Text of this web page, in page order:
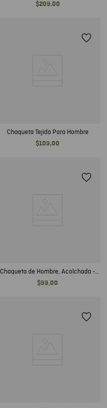
$209,00
Chaqueta Tejida Para Hombre
$109,00
Chaqueta de Hombre, Acolchada -
TOGS
$99,00